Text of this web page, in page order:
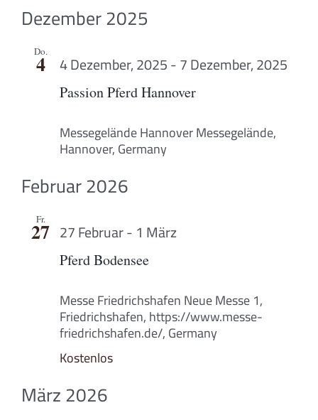
Dezember 2025
Do.
4
Passion Pferd Hannover
4 Dezember, 2025-7 Dezember, 2025
Messegelände HannoverMessegelände,
Hannover, Germany
Februar 2026
Fr.
27
Pferd Bodensee
27 Februar-1 März
Messe FriedrichshafenNeue Messe 1,
Friedrichshafen, https://www.messe-
friedrichshafen.de/, Germany
Kostenlos
März 2026